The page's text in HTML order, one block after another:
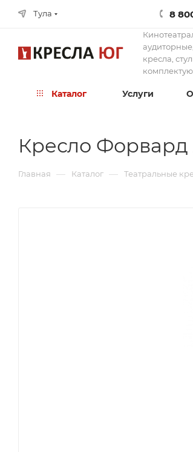
Тула 8
кресла,
Каталог Услуги
Кресло Форвард
Главная — Каталог — Театральные